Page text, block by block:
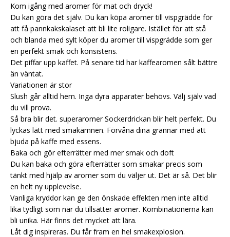
Kom igång med aromer för mat och dryck!
Du kan göra det själv. Du kan köpa aromer till vispgrädde för
att få pannkakskalaset att bli lite roligare. Istället för att stå
och blanda med sylt köper du aromer till vispgrädde som ger
en perfekt smak och konsistens.
Det piffar upp kaffet. På senare tid har kaffearomen sålt bättre
än väntat.
Variationen är stor
Slush går alltid hem. Inga dyra apparater behövs. Välj själv vad
du vill prova.
Så bra blir det. superaromerSockerdrickan blir helt perfekt. Du
lyckas lätt med smakämnen. Förvåna dina grannar med att
bjuda på kaffe med essens.
Baka och gör efterrätter med mer smak och doft
Du kan baka och göra efterrätter som smakar precis som
tänkt med hjälp av aromer som du väljer ut. Det är så. Det blir
en helt ny upplevelse.
Vanliga kryddor kan ge den önskade effekten men inte alltid
lika tydligt som när du tillsätter aromer. Kombinationerna kan
bli unika. Här finns det mycket att lära.
Låt dig inspireras. Du får fram en hel smakexplosion.